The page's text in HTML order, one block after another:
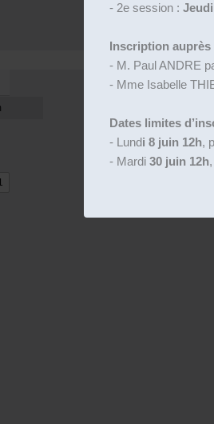
- 2e session :
Inscription auprès
- M. Paul ANDRE
- Mme Isabelle
Dates limites
- Lundi 8 juin 12h,
- Mardi 30 juin 12h